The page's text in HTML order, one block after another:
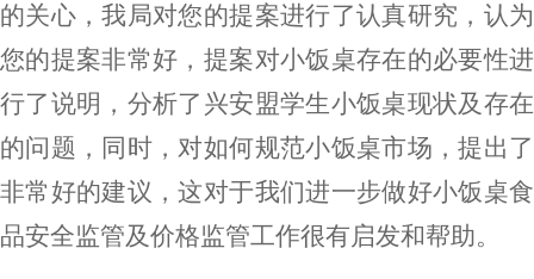
的关心 ，我局对您的提案进行了认真研究，认为
您的提案非常好 ， 提案对小饭桌存在的必要性进
行了说明 ， 分析了兴安盟学生小饭桌现状及存在
的问题， 同时，对如何规范小饭桌市场 ，提出了
非常好的建议，这对于我们进一步做好小饭桌食
品安全监管及价格监管工作很有启发和帮助。